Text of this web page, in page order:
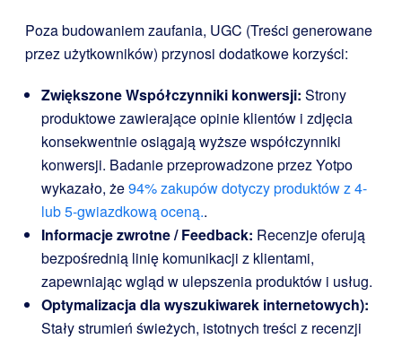
Poza budowaniem zaufania, UGC (Treści generowane
przez użytkowników) przynosi dodatkowe korzyści:
Zwiększone Współczynniki konwersji: Strony
produktowe zawierające opinie klientów i zdjęcia
konsekwentnie osiągają wyższe współczynniki
konwersji. Badanie przeprowadzone przez Yotpo
wykazało, że94% zakupów dotyczy produktów z 4-
lub 5-gwiazdkową oceną..
Informacje zwrotne / Feedback: Recenzje oferują
bezpośrednią linię komunikacji z klientami,
zapewniając wgląd w ulepszenia produktów i usług.
Optymalizacja dla wyszukiwarek internetowych):
Stały strumień świeżych, istotnych treści z recenzji